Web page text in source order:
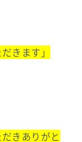
きます」
きありがと